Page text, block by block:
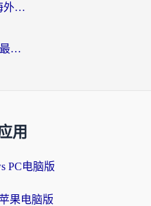
非人学园加速器超级加速，海外玩家重返国服的通行证
国外用什么加速器玩奇迹MU最好？2026海外玩家国服游戏加速全攻略
用
PC电脑版
果电脑版